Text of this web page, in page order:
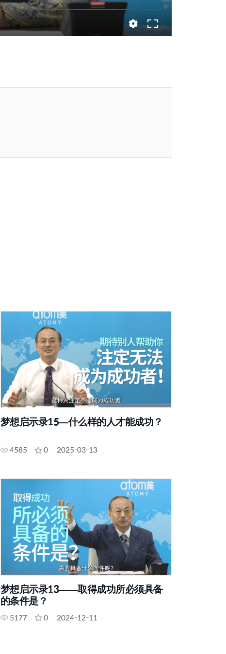
梦想启示录15—什么样的人才能成功？
4585 0 2025-03-13
梦想启示录13——取得成功所必须具备
的条件是？
5177 0 2024-12-11